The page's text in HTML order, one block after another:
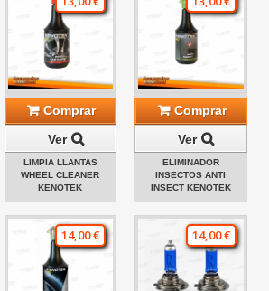
Comprar
Ver
LIMPIA LLANTAS
WHEEL CLEANER
KENOTEK
Comprar
Ver
ELIMINADOR
INSECTOS ANTI
INSECT KENOTEK
14,00 € 14,00 €